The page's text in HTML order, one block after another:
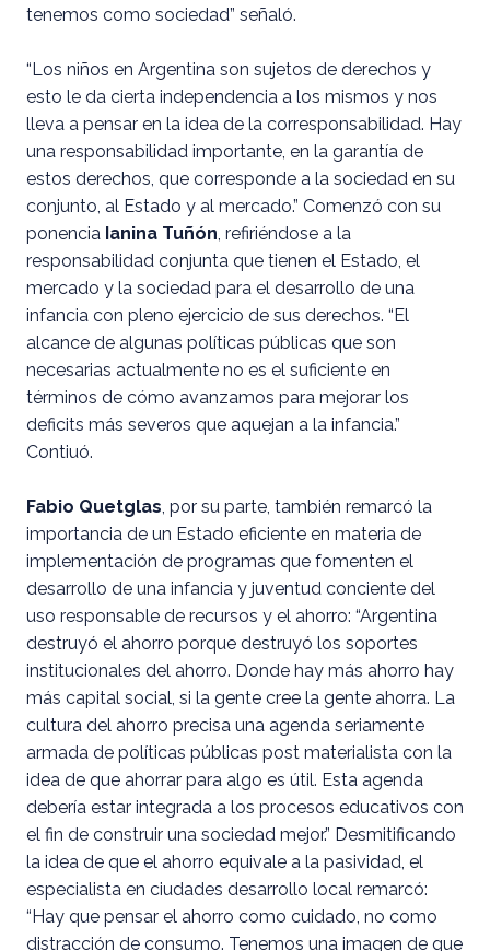
tenemos como sociedad” señaló.
“Los niños en Argentina son sujetos de derechos y
esto le da cierta independencia a los mismos y nos
lleva a pensar en la idea de la corresponsabilidad. Hay
una responsabilidad importante, en la garantía de
estos derechos, que corresponde a la sociedad en su
conjunto, al Estado y al mercado.” Comenzó con su
ponencia Ianina Tuñón, refiriéndose a la
responsabilidad conjunta que tienen el Estado, el
mercado y la sociedad para el desarrollo de una
infancia con pleno ejercicio de sus derechos. “El
alcance de algunas políticas públicas que son
necesarias actualmente no es el suficiente en
términos de cómo avanzamos para mejorar los
deficits más severos que aquejan a la infancia.”
Contiuó.
Fabio Quetglas, por su parte, también remarcó la
importancia de un Estado eficiente en materia de
implementación de programas que fomenten el
desarrollo de una infancia y juventud conciente del
uso responsable de recursos y el ahorro: “Argentina
destruyó el ahorro porque destruyó los soportes
institucionales del ahorro. Donde hay más ahorro hay
más capital social, si la gente cree la gente ahorra. La
cultura del ahorro precisa una agenda seriamente
armada de políticas públicas post materialista con la
idea de que ahorrar para algo es útil. Esta agenda
debería estar integrada a los procesos educativos con
el fin de construir una sociedad mejor.” Desmitificando
la idea de que el ahorro equivale a la pasividad, el
especialista en ciudades desarrollo local remarcó:
“Hay que pensar el ahorro como cuidado, no como
distracción de consumo. Tenemos una imagen de que